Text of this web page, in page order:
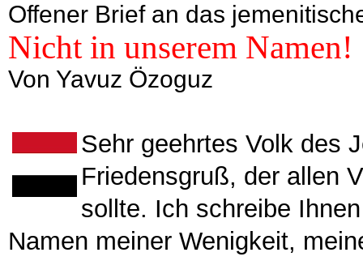
Offener Brief an das
Nicht in unserem Namen!
Von Yavuz Özoguz
Sehr geehrtes Volk des
Friedensgruß, der allen
sollte. Ich schreibe
Namen meiner Wenigkeit,